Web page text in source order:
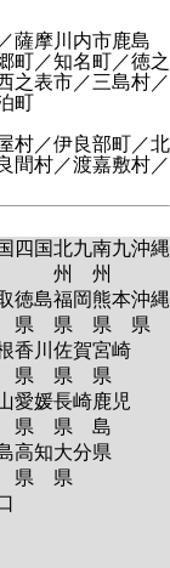
薩摩川内市鹿島
町／知名町／徳之
之表市／三島村／
町
村／伊良部町／北
間村／渡嘉敷村／
四国北九
州
南九
州
沖縄
徳島
県
香川
県
愛媛
県
高知
県
福岡
県
佐賀
県
長崎
県
大分
県
熊本
県
宮崎
県
鹿児
島
県
沖縄
県